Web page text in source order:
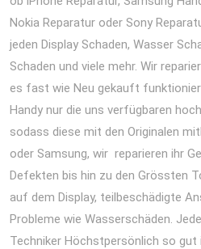
Nokia Reparatur oder Sony
jeden Display Schaden, Wasser
Schaden und viele mehr. Wir
es fast wie Neu gekauft
Handy nur die uns verfügbaren
sodass diese mit den Originalen
oder Samsung, wir reparieren ihr
Defekten bis hin zu den Grössten
auf dem Display, teilbeschädigte
Probleme wie Wasserschäden.
Techniker Höchstpersönlich so gut